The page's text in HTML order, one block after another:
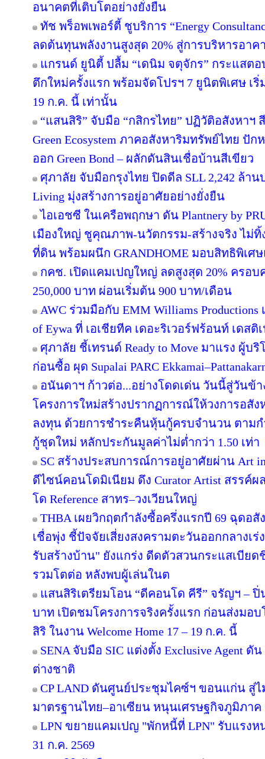
อนาคตที่เติบโตอย่างยั่งยืน
ทัช พร็อพเพอร์ตี้ ชูบริการ “Energy
ลดต้นทุนพลังงานสูงสุด 20% สู่การบริหารอาค
แกรนด์ ยูนิตี้ ปลื้ม “เดนิม จตุจักร” กระแสตอ
ตึกใหม่ครั้งแรก พร้อมจัดโปรฯ 7 ยูนิตพิเศษ เริ่
19 ก.ค. นี้ เท่านั้น
“แสนสิริ” จับมือ “กสิกรไทย” ปฏิวัติอสังหาฯ
Green Ecosystem ภาคอสังหาริมทรัพย์ไทย ปัก
ออก Green Bond – ผลักดันสินเชื่อบ้านสีเขียว
ศุภาลัย จับมือกรุงไทย ปิดดีล SLL 2,242 ล้าน
Living มุ่งสร้างการอยู่อาศัยอย่างยั่งยืน
ไอเอชซี ในเครือพฤกษา ดัน Plantnery by
เมืองใหญ่ ชูคุณภาพ-นวัตกรรม-สร้างจริง ไม่ทิ้
ที่ดิน พร้อมผนึก GRANDHOME มอบสิทธิพิเศ
กคช. เปิดแคมเปญใหญ่ ลดสูงสุด 20% ครอบ
250,000 บาท ผ่อนเริ่มต้น 900 บาท/เดือน
AWC ร่วมมือกับ EMM Williams Productions
of Eywa ที่ เอเชียทีค เดอะริเวอร์ฟร้อนท์ เดสติ
ศุภาลัย ชี้เทรนด์ Ready to Move มาแรง ผู้
ก่อนซื้อ ผุด Supalai PARC
อนันดาฯ ก้าวต่อ...อย่างโดดเด่น วันนี้สู่วันข้
โครงการใหม่สร้างปรากฏการณ์ให้วงการอสั
ลงทุน ด้วยการชำระคืนหุ้นกู้ครบจำนวน ตาม
กู้ชุดใหม่ หลักประกันมูลค่าไม่ต่ำกว่า 1.50 เท่า
SC สร้างประสบการณ์การอยู่อาศัยผ่าน Art
ดีไซน์คอนโดมิเนียม ดึง Curator Artist สรรค์
โด Reference สาทร–วงเวียนใหญ่
THBA เผยวิกฤตกำลังซื้อครึ่งแรกปี 69 ฉุดอ
เชื่อพุ่ง ชี้ปัจจัยเสี่ยงสงครามตะวันออกกลางเ
รับสร้างบ้าน" ยังแกร่ง ดีดตัวสวนกระแสเบีย
รวมโตต่อ หลังพบผู้เล่นในต
แสนสิริเตรียมโอน “ดีคอนโด คีรี” จรัญฯ – ปิ่
บาท เปิดชมโครงการจริงครั้งแรก ก่อนส่งม
สิริ ในงาน Welcome Home 17 – 19 ก.ค. นี้
SENA จับมือ SIC แต่งตั้ง Exclusive Agent ดั
ต่างชาติ
CP LAND ดันศูนย์ประชุมไคซ์ฯ ขอนแก่น สู่
มาตรฐานไทย–อาเซียน หนุนเศรษฐกิจภูมิภาค
LPN ขยายแคมเปญ "พักหนี้ที่ LPN" รับแรง
31 ก.ค. 2569